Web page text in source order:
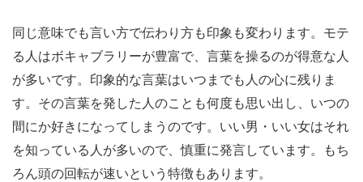
同じ意味でも言い方で伝わり方も印象も変わります。モテ
る人はボキャブラリーが豊富で、言葉を操るのが得意な人
が多いです。印象的な言葉はいつまでも人の心に残りま
す。その言葉を発した人のことも何度も思い出し、いつの
間にか好きになってしまうのです。いい男・いい女はそれ
を知っている人が多いので、慎重に発言しています。もち
ろん頭の回転が速いという特徴もあります。